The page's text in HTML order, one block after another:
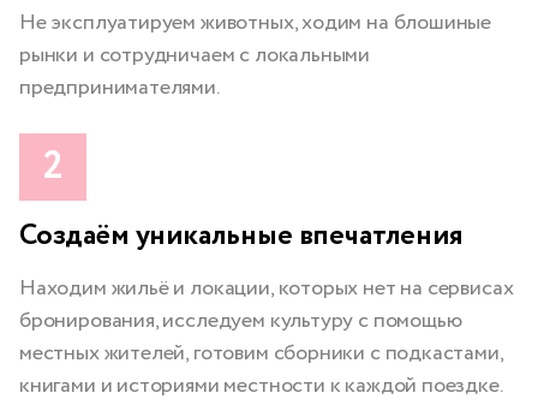
Не эксплуатируем животных, ходим на блошиные
рынки и сотрудничаем с локальными
предпринимателями.
Создаём уникальные впечатления
Находим жильё и локации, которых нет на сервисах
бронирования, исследуем культуру с помощью
местных жителей, готовим сборники с подкастами,
книгами и историями местности к каждой поездке.